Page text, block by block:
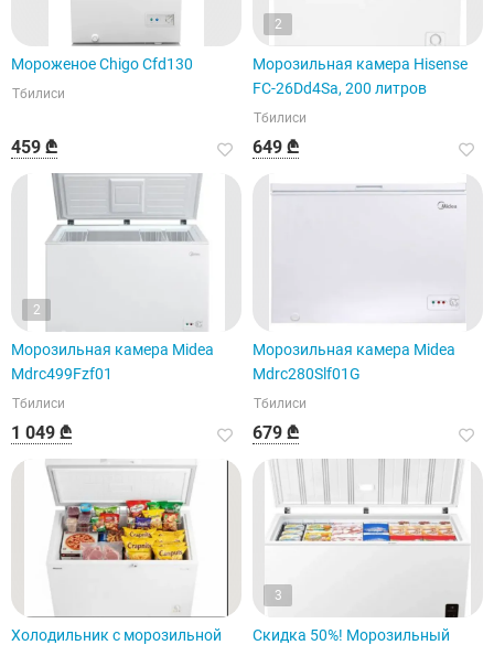
Мороженое Chigo Cfd130
Тбилиси
459 ₾
2
Морозильная камера Hisense
FC-26Dd4Sa, 200 литров
Тбилиси
649 ₾
2
Морозильная камера Midea
Mdrc499Fzf01
Тбилиси
1 049 ₾
Морозильная камера Midea
Mdrc280Slf01G
Тбилиси
679 ₾
Холодильник с морозильной
3
Скидка 50%! Морозильный